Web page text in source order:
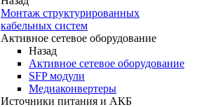
Монтаж структурированных
кабельных систем
Активное сетевое оборудование
Назад
Активное сетевое оборудование
SFP модули
Медиаконвертеры
Источники питания и АКБ